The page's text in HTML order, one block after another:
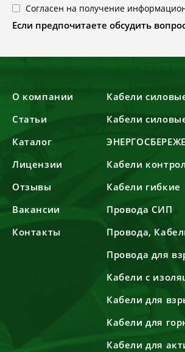
Согласен на получение
Если предпочитаете обсудить
О компании
Статьи
Каталог
Лицензии
Отзывы
Вакансии
Контакты
Кабели
Кабели
Кабели
Кабели гибкие
Провода СИП
Провода,
Провода для
Кабели с
Кабели для
Кабели для
Кабели для